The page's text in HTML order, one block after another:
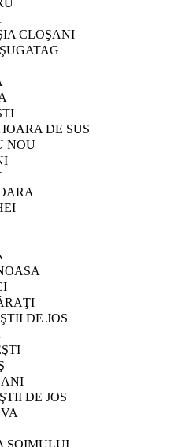
CLOŞANI
DE SUS
NOU
DE JOS
DE JOS
ŞOIMULUI